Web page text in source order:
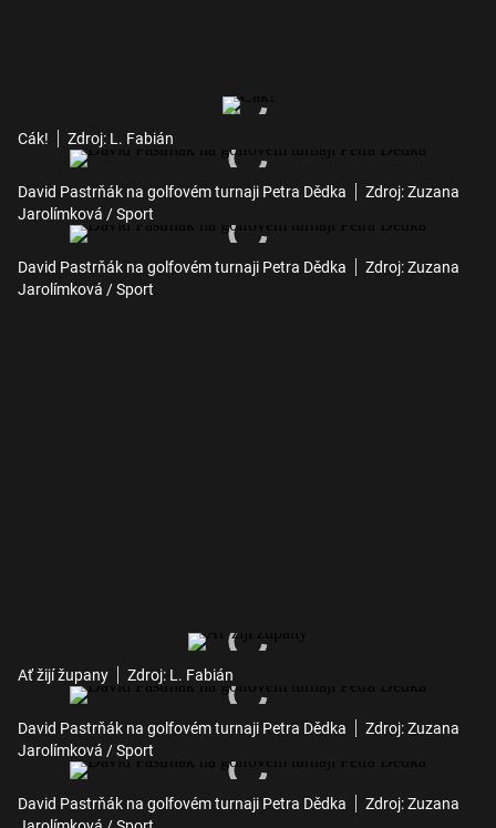
Cák! Zdroj: L. Fabián
David Pastrňák na golfovém turnaji Petra Dědka
Zdroj: Zuzana
Jarolímková / Sport
David Pastrňák na golfovém turnaji Petra Dědka
Zdroj: Zuzana
Jarolímková / Sport
Ať žijí župany Zdroj: L. Fabián
David Pastrňák na golfovém turnaji Petra Dědka
Zdroj: Zuzana
Jarolímková / Sport
David Pastrňák na golfovém turnaji Petra Dědka
Zdroj: Zuzana